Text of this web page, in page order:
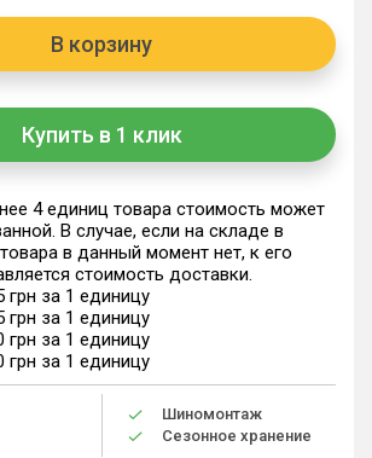
В корзину
Купить в 1 клик
4 единиц товара стоимость может
В случае, если на складе в
в данный момент нет, к его
стоимость доставки.
грн за 1 единицу
грн за 1 единицу
грн за 1 единицу
грн за 1 единицу
Шиномонтаж
Сезонное хранение